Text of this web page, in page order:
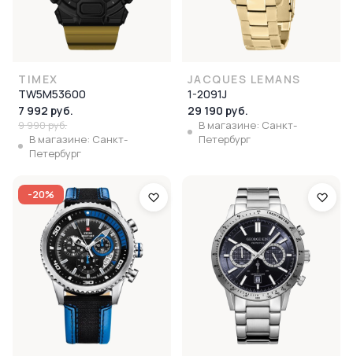
TIMEX
TW5M53600
7 992 руб.
9 990 руб.
В магазине: Санкт-
Петербург
JACQUES LEMANS
1-2091J
29 190 руб.
В магазине: Санкт-
Петербург
-20%